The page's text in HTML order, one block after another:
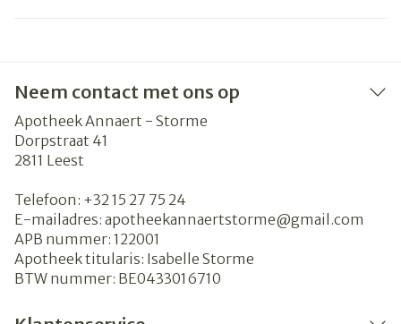
Neem contact met ons op
Apotheek Annaert - Storme
Dorpstraat 41
2811 Leest
Telefoon: +32 15 27 75 24
E-mailadres: apotheekannaertstorme@gmail.com
APB nummer: 122001
Apotheek titularis: Isabelle Storme
BTW nummer: BE0433016710